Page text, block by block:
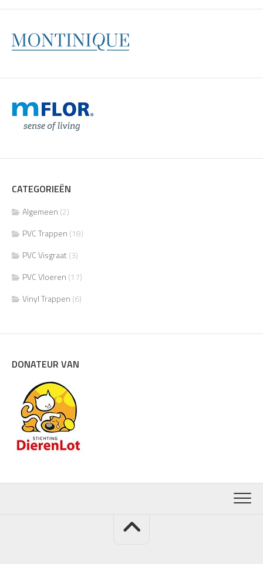
CATEGORIEËN
Algemeen (2)
PVC Trappen (18)
PVC Visgraat(3)
PVC Vloeren (17)
Vinyl Trappen (6)
DONATEUR VAN